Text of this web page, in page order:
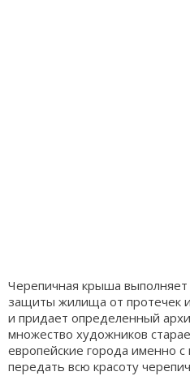
Черепичная крыша
защиты жилища от протечек
и придает определенный
множество художников
европейские города именно
передать всю красоту